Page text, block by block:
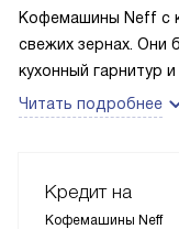
Кофемашины Neff с
свежих зернах. Они
кухонный гарнитур
Читать подробнее
Кредит на
Кофемашины Neff